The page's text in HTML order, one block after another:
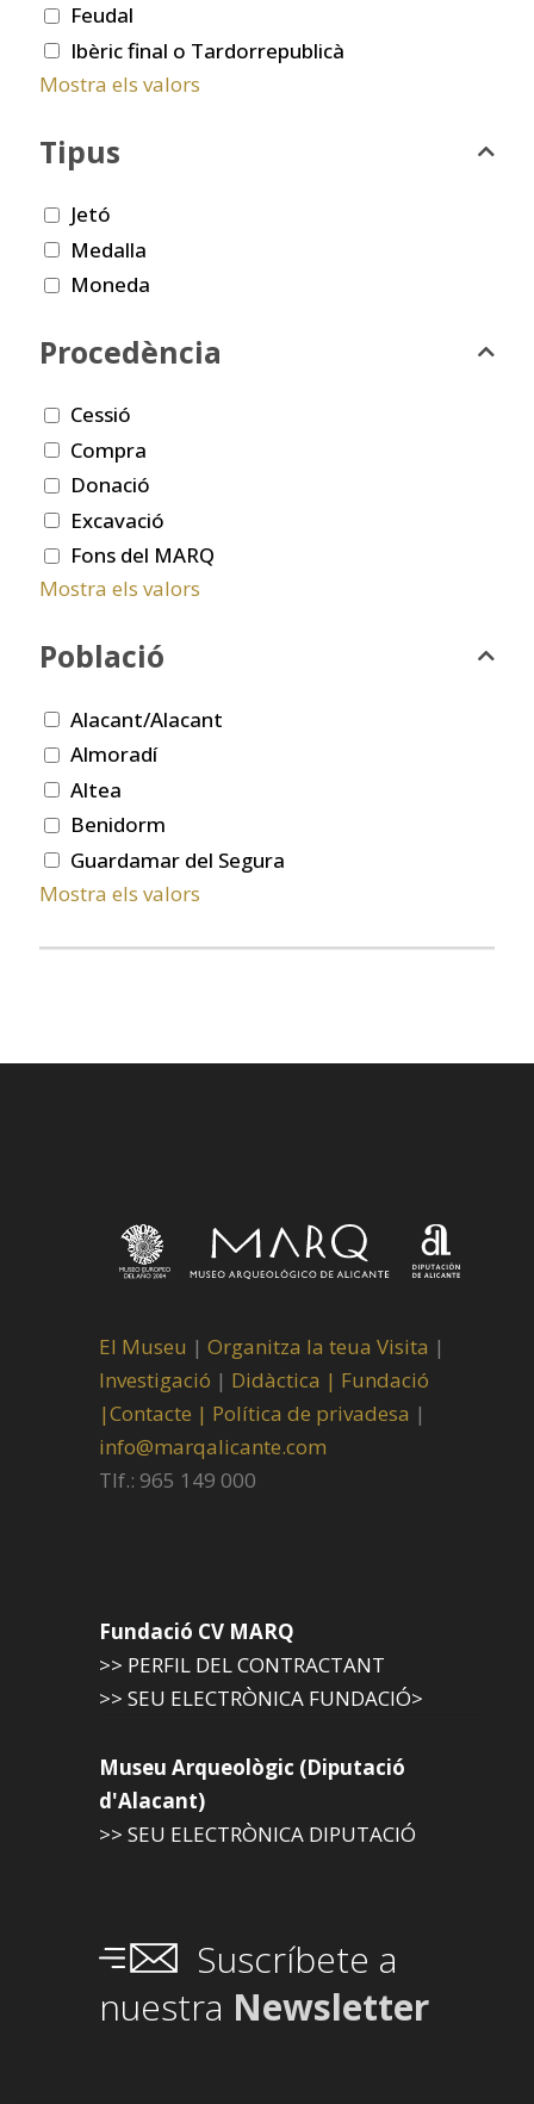
Feudal
Ibèric final o Tardorrepublicà
Mostra els valors
Tipus
Jetó
Medalla
Moneda
Procedència
Cessió
Compra
Donació
Excavació
Fons del MARQ
Mostra els valors
Població
Alacant/Alacant
Almoradí
Altea
Benidorm
Guardamar del Segura
Mostra els valors
El Museu | Organitza la teua Visita |
Investigació | Didàctica | Fundació
|Contacte | Política de privadesa |
info@marqalicante.com
Tlf.: 965 149 000
Fundació CV MARQ
>> PERFIL DEL CONTRACTANT
>> SEU ELECTRÒNICA FUNDACIÓ>
Museu Arqueològic (Diputació
d'Alacant)
>> SEU ELECTRÒNICA DIPUTACIÓ
Suscríbete a
nuestra Newsletter